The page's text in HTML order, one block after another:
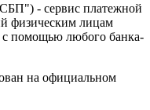
- сервис платежной
физическим лицам
с помощью любого банка-
на официальном